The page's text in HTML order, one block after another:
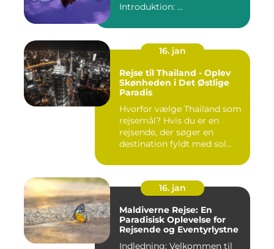
Introduktion: ...
16. jan
Rejse til Thailand - Oplev
Skønheden i Det Østlige
Paradis
Hvorfor vælge Thailand som
rejsemål? Hvis du er en
rejsende, der søger en
destination fyldt med sol...
16. jan
Maldiverne Rejse: En
Paradisisk Oplevelse for
Rejsende og Eventyrlystne
Indledning: Velkommen til